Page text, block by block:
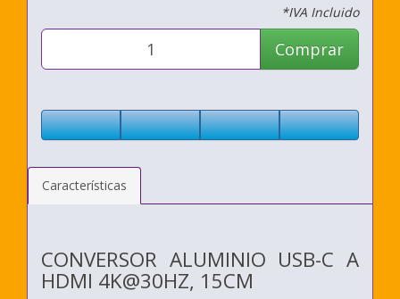
*IVA Incluido
Comprar
Características
CONVERSOR ALUMINIO USB-C A
HDMI 4K@30HZ, 15CM